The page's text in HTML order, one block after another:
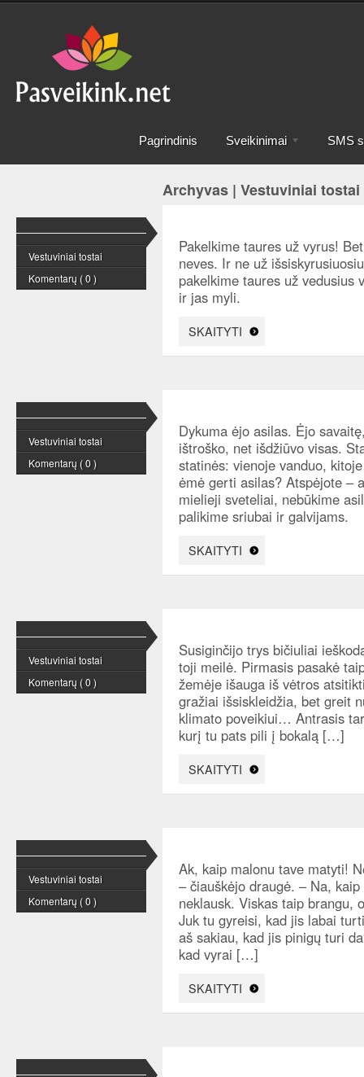
Pagrindinis Sveikinimai SMS
Archyvas | Vestuviniai tostai
Vestuviniai tostai
Komentarų ( 0 )
Pakelkime taures už vyrus!
neves. Ir ne už
pakelkime taures už vedusius
ir jas myli.
SKAITYTI
Vestuviniai tostai
Komentarų ( 0 )
Dykuma ėjo asilas. Ėjo
ištroško, net išdžiūvo visas.
statinės: vienoje vanduo,
ėmė gerti asilas? Atspėjote –
mielieji sveteliai, nebūkime
palikime sriubai ir galvijams.
SKAITYTI
Vestuviniai tostai
Komentarų ( 0 )
Susiginčijo trys bičiuliai
toji meilė. Pirmasis pasakė
žemėje išauga iš vėtros
gražiai išsiskleidžia, bet greit
klimato poveikiui… Antrasis
kurį tu pats pili į bokalą […]
SKAITYTI
Vestuviniai tostai
Komentarų ( 0 )
Ak, kaip malonu tave matyti!
– čiauškėjo draugė. – Na,
neklausk. Viskas taip brangu,
Juk tu gyreisi, kad jis labai
aš sakiau, kad jis pinigų turi
kad vyrai […]
SKAITYTI